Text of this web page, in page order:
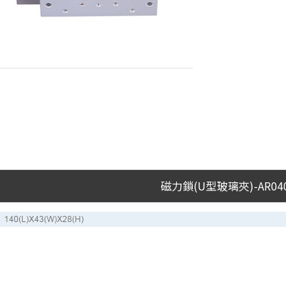
磁力鎖(U型玻璃夾)-